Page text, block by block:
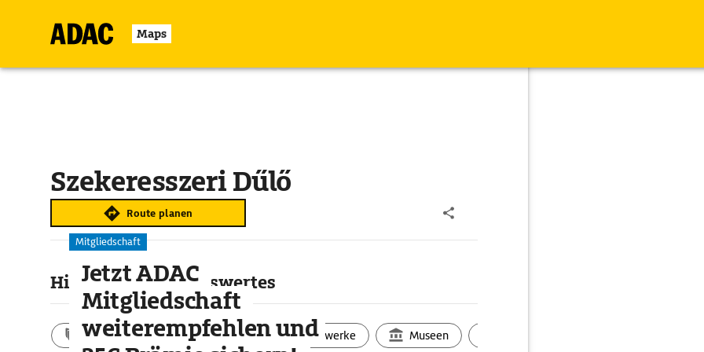
Maps
Szekeresszeri Dűlő
Route planen
Highlights & Sehenswertes
Aktivitäten Landschaft Bauwerke Museen
Mitgliedschaft
Jetzt ADAC
Mitgliedschaft
weiterempfehlen und